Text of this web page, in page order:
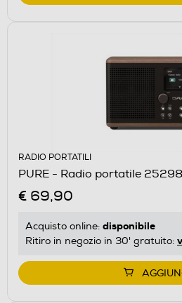
RADIO PORTATILI
PURE - Radio portatile
€ 69,90
Acquisto online: disponibile
Ritiro in negozio in 30' gratuito: